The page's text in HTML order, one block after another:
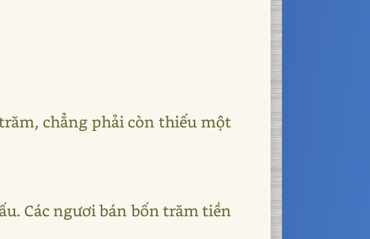
chẳng phải còn thiếu một
Các ngươi bán bốn trăm tiền